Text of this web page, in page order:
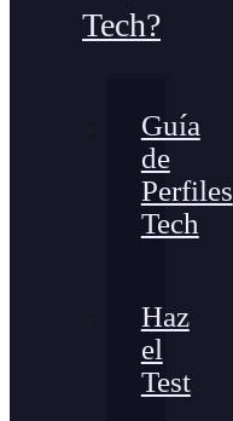
Tech?
Guía
de
Perfiles
Tech
Haz
el
Test